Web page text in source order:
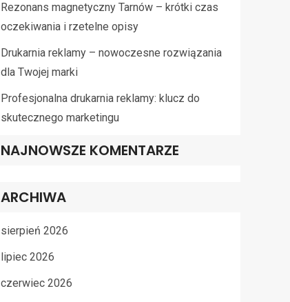
Rezonans magnetyczny Tarnów – krótki czas
oczekiwania i rzetelne opisy
Drukarnia reklamy – nowoczesne rozwiązania
dla Twojej marki
Profesjonalna drukarnia reklamy: klucz do
skutecznego marketingu
NAJNOWSZE KOMENTARZE
ARCHIWA
sierpień 2026
lipiec 2026
czerwiec 2026